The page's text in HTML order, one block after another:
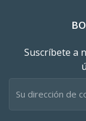
Suscríbete a